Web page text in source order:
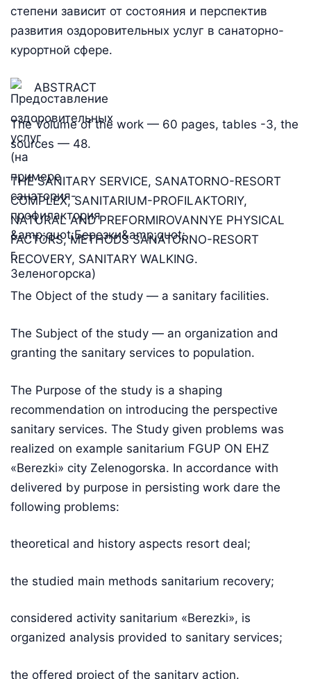
степени зависит от состояния и перспектив
развития оздоровительных услуг в санаторно-
курортной сфере.
ABSTRACT
The Volume of the work — 60 pages, tables -3, the
sources — 48.
THE SANITARY SERVICE, SANATORNO-RESORT
COMPLEX, SANITARIUM-PROFILAKTORIY,
NATURAL AND PREFORMIROVANNYE PHYSICAL
FACTORS, METHODS SANATORNO-RESORT
RECOVERY, SANITARY WALKING.
The Object of the study — a sanitary facilities.
The Subject of the study — an organization and
granting the sanitary services to population.
The Purpose of the study is a shaping
recommendation on introducing the perspective
sanitary services. The Study given problems was
realized on example sanitarium FGUP ON EHZ
«Berezki» city Zelenogorska. In accordance with
delivered by purpose in persisting work dare the
following problems:
theoretical and history aspects resort deal;
the studied main methods sanitarium recovery;
considered activity sanitarium «Berezki», is
organized analysis provided to sanitary services;
the offered project of the sanitary action.